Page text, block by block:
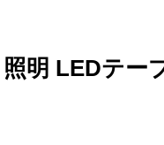
明 LEDテー